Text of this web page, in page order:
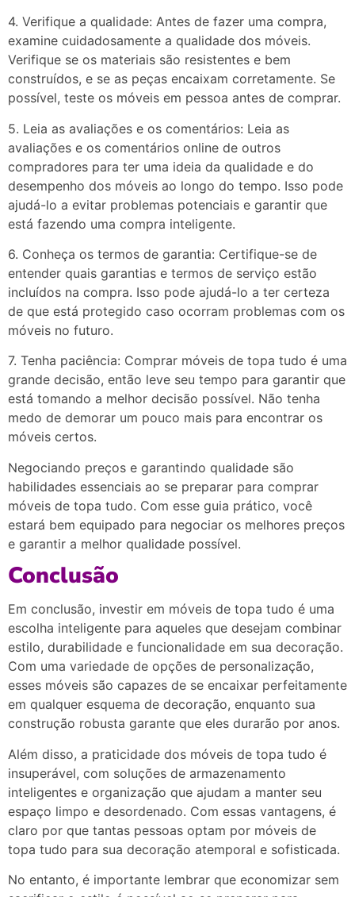
4. Verifique a qualidade: Antes de fazer uma compra,
examine cuidadosamente a qualidade dos móveis.
Verifique se os materiais são resistentes e bem
construídos, e se as peças encaixam corretamente. Se
possível, teste os móveis em pessoa antes de comprar.
5. Leia as avaliações e os comentários: Leia as
avaliações e os comentários online de outros
compradores para ter uma ideia da qualidade e do
desempenho dos móveis ao longo do tempo. Isso pode
ajudá-lo a evitar problemas potenciais e garantir que
está fazendo uma compra inteligente.
6. Conheça os termos de garantia: Certifique-se de
entender quais garantias e termos de serviço estão
incluídos na compra. Isso pode ajudá-lo a ter certeza
de que está protegido caso ocorram problemas com os
móveis no futuro.
7. Tenha paciência: Comprar móveis de topa tudo é uma
grande decisão, então leve seu tempo para garantir que
está tomando a melhor decisão possível. Não tenha
medo de demorar um pouco mais para encontrar os
móveis certos.
Negociando preços e garantindo qualidade são
habilidades essenciais ao se preparar para comprar
móveis de topa tudo. Com esse guia prático, você
estará bem equipado para negociar os melhores preços
e garantir a melhor qualidade possível.
Conclusão
Em conclusão, investir em móveis de topa tudo é uma
escolha inteligente para aqueles que desejam combinar
estilo, durabilidade e funcionalidade em sua decoração.
Com uma variedade de opções de personalização,
esses móveis são capazes de se encaixar perfeitamente
em qualquer esquema de decoração, enquanto sua
construção robusta garante que eles durarão por anos.
Além disso, a praticidade dos móveis de topa tudo é
insuperável, com soluções de armazenamento
inteligentes e organização que ajudam a manter seu
espaço limpo e desordenado. Com essas vantagens, é
claro por que tantas pessoas optam por móveis de
topa tudo para sua decoração atemporal e sofisticada.
No entanto, é importante lembrar que economizar sem